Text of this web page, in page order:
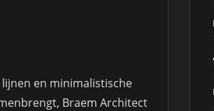
en minimalistische
Braem Architect